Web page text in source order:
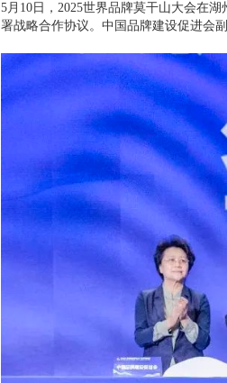
5月10日，2025世界品牌莫干山大会在
署战略合作协议。中国品牌建设促进会